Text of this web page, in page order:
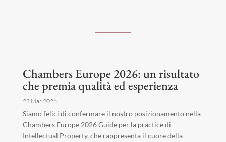
Chambers Europe 2026: un risultato
che premia qualità ed esperienza
23 Mar 2026
Siamo felici di confermare il nostro posizionamento nella
Chambers Europe 2026 Guide per la practice di
Intellectual Property, che rappresenta il cuore della